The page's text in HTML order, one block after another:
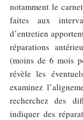
notamment le
faites aux
d’entretien
réparations
(moins de 6 mois
révèle les
examinez
recherchez des
indiquer des